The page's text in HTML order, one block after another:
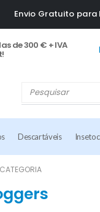
Envio Gratuito
de 300 € + IVA
Descartáveis